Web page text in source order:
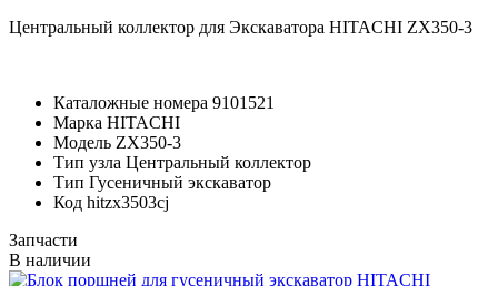
Центральный коллектор для Экскаватора HITACHI ZX350-3
Каталожные номера 9101521
Марка HITACHI
Модель ZX350-3
Тип узла Центральный коллектор
Тип Гусеничный экскаватор
Код hitzx3503cj
Запчасти
В наличии